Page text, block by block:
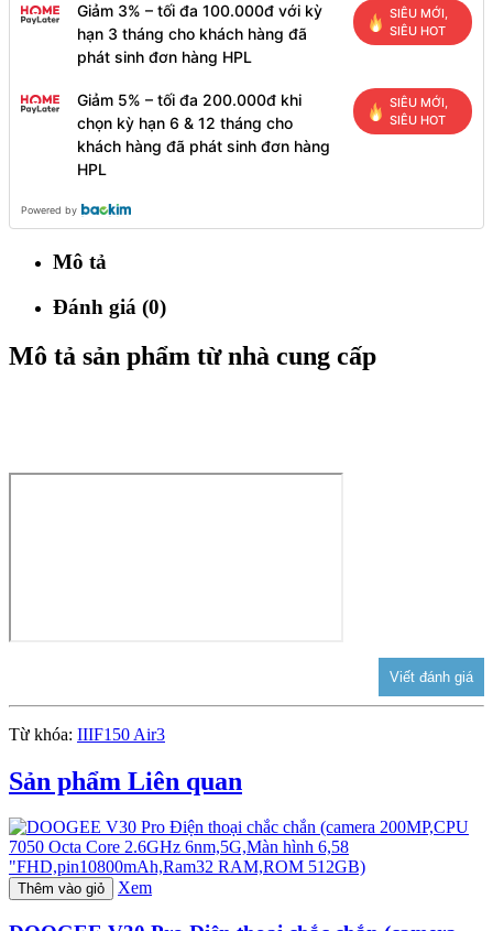
Giảm 3% – tối đa 100.000đ với kỳ
hạn 3 tháng cho khách hàng đã
phát sinh đơn hàng HPL
SIÊU MỚI,
SIÊU HOT
Giảm 5% – tối đa 200.000đ khi
chọn kỳ hạn 6 & 12 tháng cho
khách hàng đã phát sinh đơn hàng
HPL
SIÊU MỚI,
SIÊU HOT
Powered by
Mô tả
Đánh giá (0)
Mô tả sản phẩm từ nhà cung cấp
Từ khóa: IIIF150 Air3
Sản phẩm Liên quan
Thêm vào giỏ Xem